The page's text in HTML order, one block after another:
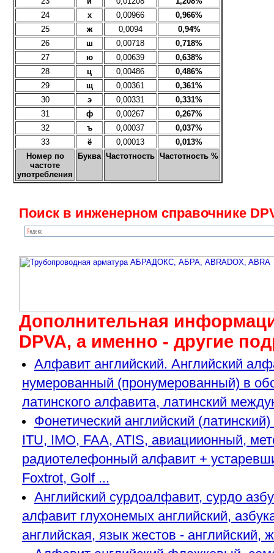
24
х 0,00966
0,966%
25
ж 0,0094
0,94%
26
ш 0,00718
0,718%
27
ю 0,00639
0,638%
28
ц 0,00486
0,486%
29
щ 0,00361
0,361%
30
э 0,00331
0,331%
31
ф 0,00267
0,267%
32
ъ 0,00037
0,037%
33
ё 0,00013
0,013%
Номер по
частоте
употребления
Буква Частотность Частотность %
Поиск в инженерном справочнике
Дополнительная
DPVA, а именно - другие
Алфавит английский. Английский
нумерованный (пронумерованный) в
латинского алфавита, латинский
Фонетический английский
ITU, IMO, FAA, ATIS, авиациионный,
радиотелефонный алфавит +
Foxtrot, Golf ...
Английский сурдоалфавит, сурдо
алфавит глухонемых английский,
английская, язык жестов - английский,